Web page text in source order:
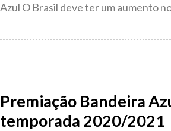
Azul O Brasil deve ter um aumento
Premiação Bandeira
temporada 2020/2021